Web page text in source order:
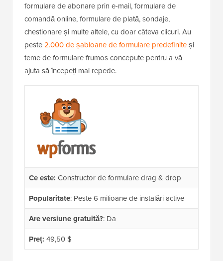
formulare de abonare prin e-mail, formulare de
comandă online, formulare de plată, sondaje,
chestionare și multe altele, cu doar câteva clicuri. Au
peste2.000 de șabloane de formulare predefiniteși
teme de formulare frumos concepute pentru a vă
ajuta să începeți mai repede.
Ce este: Constructor de formulare drag & drop
Popularitate: Peste 6 milioane de instalări active
Are versiune gratuită?: Da
Preț: 49,50 $